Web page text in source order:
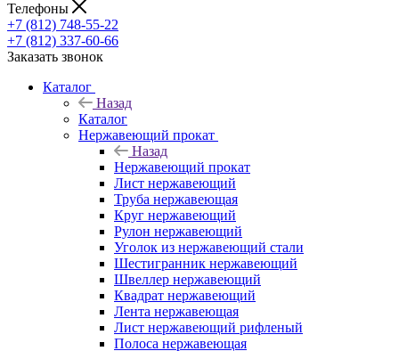
Телефоны
+7 (812) 748-55-22
+7 (812) 337-60-66
Заказать звонок
Каталог
Назад
Каталог
Нержавеющий прокат
Назад
Нержавеющий прокат
Лист нержавеющий
Труба нержавеющая
Круг нержавеющий
Рулон нержавеющий
Уголок из нержавеющий стали
Шестигранник нержавеющий
Швеллер нержавеющий
Квадрат нержавеющий
Лента нержавеющая
Лист нержавеющий рифленый
Полоса нержавеющая